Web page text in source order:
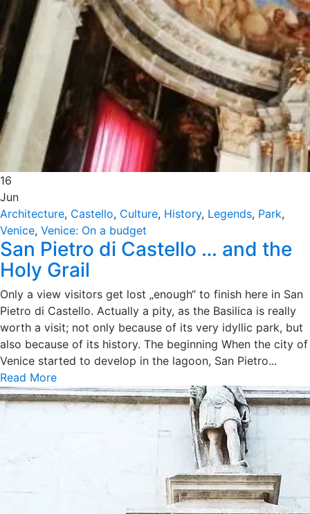
16
Jun
Architecture, Castello, Culture, History, Legends, Park,
Venice, Venice: On a budget
San Pietro di Castello … and the
Holy Grail
Only a view visitors get lost „enough“ to finish here in San
Pietro di Castello. Actually a pity, as the Basilica is really
worth a visit; not only because of its very idyllic park, but
also because of its history. The beginning When the city of
Venice started to develop in the lagoon, San Pietro...
Read More